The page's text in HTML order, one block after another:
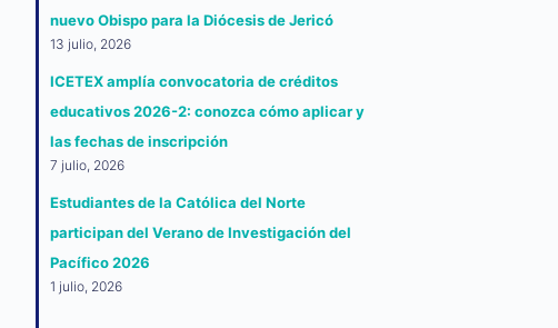
nuevo Obispo para la Diócesis de Jericó
13 julio, 2026
ICETEX amplía convocatoria de créditos
educativos 2026-2: conozca cómo aplicar y
las fechas de inscripción
7 julio, 2026
Estudiantes de la Católica del Norte
participan del Verano de Investigación del
Pacífico 2026
1 julio, 2026